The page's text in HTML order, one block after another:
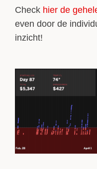
Check hier de
even door de
inzicht!